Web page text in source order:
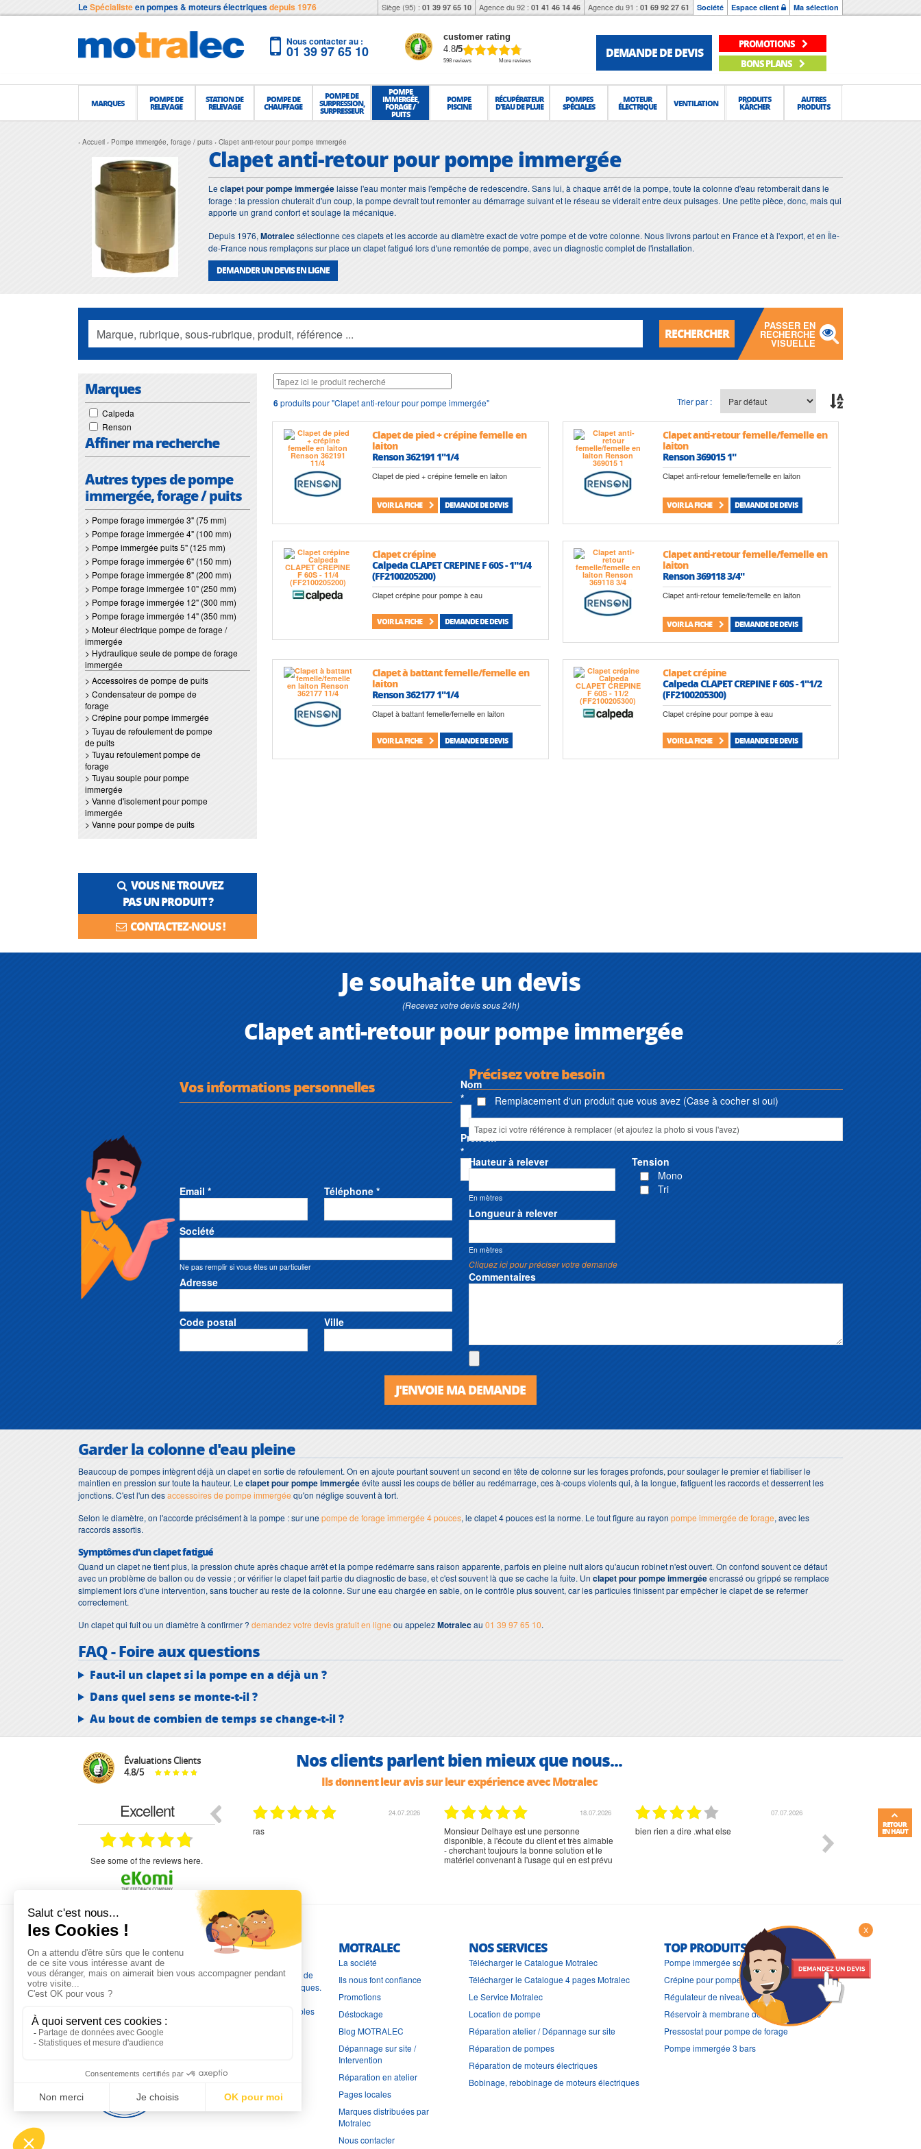
LeSpécialisteen pompes & moteurs électriquesdepuis 1976 Siège (95) : 01 39 97 65 10 Agence du 92 : 01 41 46 14 46 Agence du 91 : 01 69 92 27 61 Société Espace client Ma sélection
Nous contacter au :
01 39 97 65 10
customer rating
4.8/5
598 reviews More reviews
DEMANDE DE DEVIS
PROMOTIONS
BONS PLANS
MARQUES POMPE DE
RELEVAGE
STATION DE
RELEVAGE
POMPE DE
CHAUFFAGE
POMPE DE
SURPRESSION,
SURPRESSEUR
POMPE
IMMERGÉE,
FORAGE /
PUITS
POMPE
PISCINE
RÉCUPÉRATEUR
D'EAU DE PLUIE
POMPES
SPÉCIALES
MOTEUR
ÉLECTRIQUE VENTILATION PRODUITS
KÄRCHER
AUTRES
PRODUITS
Accueil Pompe immergée, forage / puits Clapet anti-retour pour pompe immergée
Clapet anti-retour pour pompe immergée
Leclapet pour pompe immergéelaisse l'eau monter mais l'empêche de redescendre. Sans lui, à chaque arrêt de la pompe, toute la colonne d'eau retomberait dans le
forage : la pression chuterait d'un coup, la pompe devrait tout remonter au démarrage suivant et le réseau se viderait entre deux puisages. Une petite pièce, donc, mais qui
apporte un grand confort et soulage la mécanique.
Depuis 1976, Motralecsélectionne ces clapets et les accorde au diamètre exact de votre pompe et de votre colonne. Nous livrons partout en France et à l'export, et en Île-
de-France nous remplaçons sur place un clapet fatigué lors d'une remontée de pompe, avec un diagnostic complet de l'installation.
DEMANDER UN DEVIS EN LIGNE
RECHERCHER
PASSER EN
RECHERCHE
VISUELLE
Marques
Calpeda
Renson
Affiner ma recherche
Autres types de pompe
immergée, forage / puits
> Pompe forage immergée 3" (75 mm)
> Pompe forage immergée 4" (100 mm)
> Pompe immergée puits 5" (125 mm)
> Pompe forage immergée 6" (150 mm)
> Pompe forage immergée 8" (200 mm)
> Pompe forage immergée 10" (250 mm)
> Pompe forage immergée 12" (300 mm)
> Pompe forage immergée 14" (350 mm)
> Moteur électrique pompe de forage /
immergée
> Hydraulique seule de pompe de forage
immergée
> Accessoires de pompe de puits
> Condensateur de pompe de
forage
> Crépine pour pompe immergée
> Tuyau de refoulement de pompe
de puits
> Tuyau refoulement pompe de
forage
> Tuyau souple pour pompe
immergée
> Vanne d'isolement pour pompe
immergée
> Vanne pour pompe de puits
VOUS NE TROUVEZ
PAS UN PRODUIT ?
CONTACTEZ-NOUS !
6produits pour "Clapet anti-retour pour pompe immergée" Trier par :
Clapet de pied + crépine femelle en
laiton
Renson 362191 1"1/4
Clapet de pied + crépine femelle en laiton
VOIR LA FICHE DEMANDE DE DEVIS
Clapet anti-retour femelle/femelle en
laiton
Renson 369015 1"
Clapet anti-retour femelle/femelle en laiton
VOIR LA FICHE DEMANDE DE DEVIS
Clapet crépine
Calpeda CLAPET CREPINE F 60S - 1"1/4
(FF2100205200)
Clapet crépine pour pompe à eau
VOIR LA FICHE DEMANDE DE DEVIS
Clapet anti-retour femelle/femelle en
laiton
Renson 369118 3/4"
Clapet anti-retour femelle/femelle en laiton
VOIR LA FICHE DEMANDE DE DEVIS
Clapet à battant femelle/femelle en
laiton
Renson 362177 1"1/4
Clapet à battant femelle/femelle en laiton
VOIR LA FICHE DEMANDE DE DEVIS
Clapet crépine
Calpeda CLAPET CREPINE F 60S - 1"1/2
(FF2100205300)
Clapet crépine pour pompe à eau
VOIR LA FICHE DEMANDE DE DEVIS
Je souhaite un devis
(Recevez votre devis sous 24h)
Clapet anti-retour pour pompe immergée
Vos informations personnelles
Nom
*
Prénom
*
Email * Téléphone *
Société
Ne pas remplir si vous êtes un particulier
Adresse
Code postal Ville
Précisez votre besoin
Remplacement d'un produit que vous avez (Case à cocher si oui)
Hauteur à relever
En mètres
Tension
Mono
Tri
Longueur à relever
En mètres
Cliquez ici pour préciser votre demande
Commentaires
J'ENVOIE MA DEMANDE
Garder la colonne d'eau pleine
Beaucoup de pompes intègrent déjà un clapet en sortie de refoulement. On en ajoute pourtant souvent un second en tête de colonne sur les forages profonds, pour soulager le premier et fiabiliser le
maintien en pression sur toute la hauteur. Leclapet pour pompe immergéeévite aussi les coups de bélier au redémarrage, ces à-coups violents qui, à la longue, fatiguent les raccords et desserrent les
jonctions. C'est l'un desaccessoires de pompe immergée qu'on néglige souvent à tort.
Selon le diamètre, on l'accorde précisément à la pompe : sur unepompe de forage immergée 4 pouces, le clapet 4 pouces est la norme. Le tout figure au rayon pompe immergée de forage, avec les
raccords assortis.
Symptômes d'un clapet fatigué
Quand un clapet ne tient plus, la pression chute après chaque arrêt et la pompe redémarre sans raison apparente, parfois en pleine nuit alors qu'aucun robinet n'est ouvert. On confond souvent ce défaut
avec un problème de ballon ou de vessie ; or vérifier le clapet fait partie du diagnostic de base, et c'est souvent là que se cache la fuite. Un clapet pour pompe immergéeencrassé ou grippé se remplace
simplement lors d'une intervention, sans toucher au reste de la colonne. Sur une eau chargée en sable, on le contrôle plus souvent, car les particules finissent par empêcher le clapet de se refermer
correctement.
Un clapet qui fuit ou un diamètre à confirmer ? demandez votre devis gratuit en ligne ou appelezMotralecau 01 39 97 65 10.
FAQ - Foire aux questions
Faut-il un clapet si la pompe en a déjà un ?
Dans quel sens se monte-t-il ?
Au bout de combien de temps se change-t-il ?
Évaluations Clients
4.8/5 Nos clients parlent bien mieux que nous...
Ils donnent leur avis sur leur expérience avec Motralec
Excellent
see some of the reviews here.
29.03.2026
bonjour commande pompe puit malgré un
appel en dehors des heures d ouverture votre
commercial a géré ma demande le devis reçu
immédiatement un fois le paiement effectue la
commande a été valider l envoi a été un peu
long mais dans l ensemble très satisfait
24.07.2026
ras
18.07.2026
Monsieur Delhaye est une personne
disponible, à l'écoute du client et très aimable
- cherchant toujours la bonne solution et le
matériel convenant à l'usage qui en est prévu
07.07.2026
bien rien a dire .what else
L'EXPERTISE MOTRALEC
Depuis 1976, nous sommes
Franceen pompes de relevage, station de relevage, pompe de
chauffage, suppression, forage, immergée et moteurs électriques.
Nous assurons
, tout en travaillant avec les marques les plus fiables
du marché.
MOTRALEC
La société
Ils nous font confiance
Promotions
Déstockage
Blog MOTRALEC
Dépannage sur site /
Intervention
Réparation en atelier
Pages locales
Marques distribuées par
Motralec
Nous contacter
NOS SERVICES
Télécharger le Catalogue Motralec
Télécharger le Catalogue 4 pages Motralec
Le Service Motralec
Location de pompe
Réparation atelier / Dépannage sur site
Réparation de pompes
Réparation de moteurs électriques
Bobinage, rebobinage de moteurs électriques
TOP PRODUITS
Pompe immergée solaire pour forage
Crépine pour pompe immergée
Régulateur de niveau de pompe de puits
Réservoir à membrane de pompe de puits
Pressostat pour pompe de forage
Pompe immergée 3 bars
X
RETOUR
EN HAUT